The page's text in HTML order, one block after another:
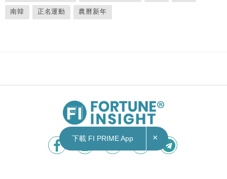
南韓 正名運動 農曆新年
下載 FI PRIME App ×